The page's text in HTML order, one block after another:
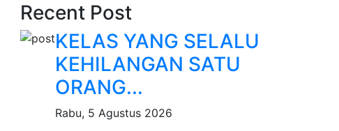
Recent Post
KELAS YANG SELALU
KEHILANGAN SATU
ORANG...
Rabu, 5 Agustus 2026